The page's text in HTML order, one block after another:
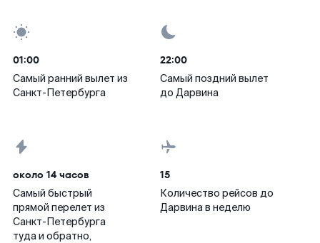
01:00
Самый ранний вылет из
Санкт-Петербурга
22:00
Самый поздний вылет
до Дарвина
около 14 часов
Самый быстрый
прямой перелет из
Санкт-Петербурга
туда и обратно,
15
Количество рейсов до
Дарвина в неделю